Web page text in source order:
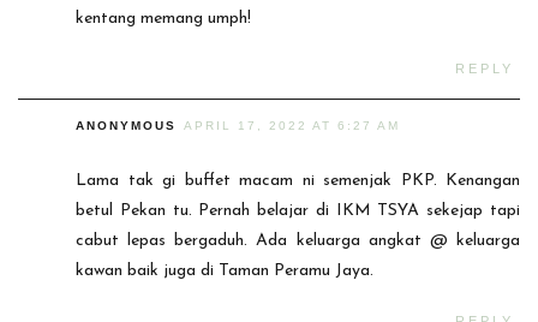
kentang memang umph!
REPLY
ANONYMOUS APRIL 17, 2022 AT 6:27 AM
Lama tak gi buffet macam ni semenjak PKP. Kenangan
betul Pekan tu. Pernah belajar di IKM TSYA sekejap tapi
cabut lepas bergaduh. Ada keluarga angkat @ keluarga
kawan baik juga di Taman Peramu Jaya.